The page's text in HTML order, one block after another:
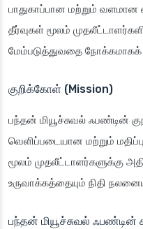
பாதுகாப்பான மற்றும் வளமான
தீர்வுகள் மூலம்
மேம்படுத்துவதை
குறிக்கோள் (Mission)
பந்தன் மியூச்சுவல் ஃபண்டின்
வெளிப்படையான மற்றும்
மூலம் முதலீட்டாளர்களுக்கு
உருவாக்கத்தையும் நிதி
பந்தன் மியூச்சுவல் ஃபண்டின்